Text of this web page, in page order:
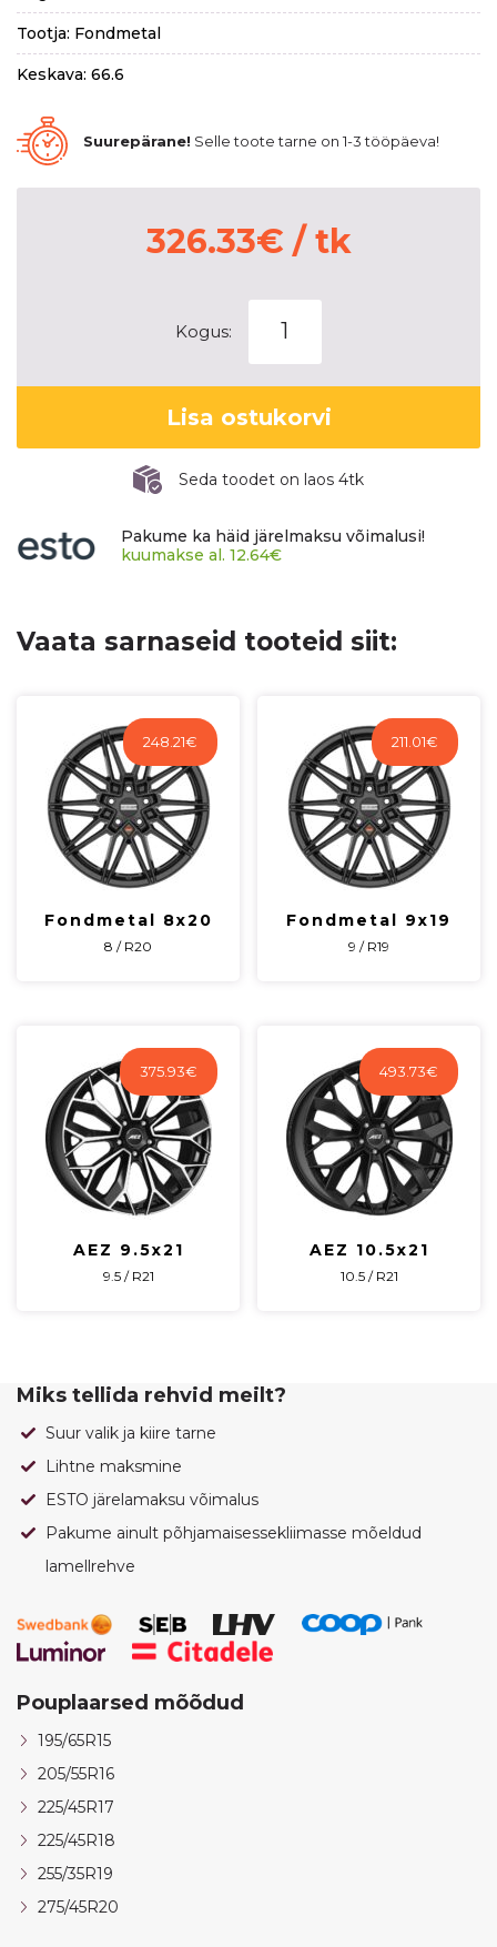
Tootja: Fondmetal
Keskava: 66.6
Suurepärane! Selle toote tarne on 1-3 tööpäeva!
326.33€ / tk
Kogus:
Taranis
Glossy
Black
8,5x20
5x112
ET40
R14
1000
kogus
Lisa ostukorvi
Seda toodet on laos 4tk
Pakume ka häid järelmaksu võimalusi!
kuumakse al. 12.64€
Vaata sarnaseid tooteid siit:
248.21€
Fondmetal 8x20
8 / R20
211.01€
Fondmetal 9x19
9 / R19
375.93€
AEZ 9.5x21
9.5 / R21
493.73€
AEZ 10.5x21
10.5 / R21
Miks tellida rehvid meilt?
Suur valik ja kiire tarne
Lihtne maksmine
ESTO järelamaksu võimalus
Pakume ainult põhjamaisessekliimasse mõeldud
lamellrehve
Pouplaarsed mõõdud
195/65R15
205/55R16
225/45R17
225/45R18
255/35R19
275/45R20